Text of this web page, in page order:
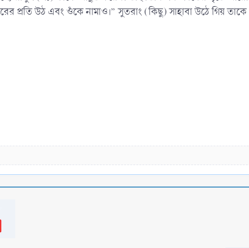
উঠ এবং ওঁকে নামাও।” সুতরাং (কিছু) সাহাবা উঠে গিয় তাকে